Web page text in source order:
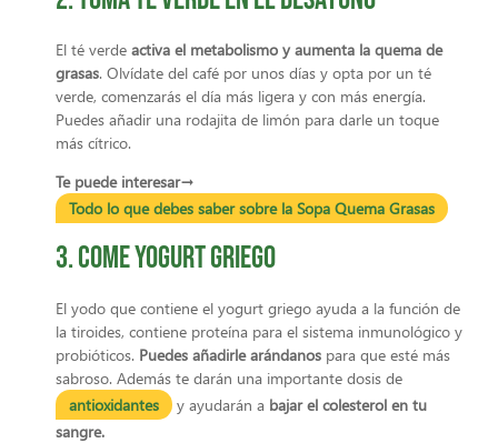
El té verde activa el metabolismo y aumenta la quema de
grasas. Olvídate del café por unos días y opta por un té
verde, comenzarás el día más ligera y con más energía.
Puedes añadir una rodajita de limón para darle un toque
más cítrico.
Te puede interesar→
Todo lo que debes saber sobre la Sopa Quema Grasas
3. Come yogurt griego
El yodo que contiene el yogurt griego ayuda a la función de
la tiroides, contiene proteína para el sistema inmunológico y
probióticos. Puedes añadirle arándanos para que esté más
sabroso. Además te darán una importante dosis de
antioxidantes
y ayudarán a bajar el colesterol en tu
sangre.